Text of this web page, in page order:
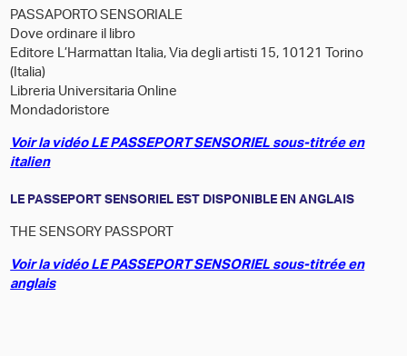
PASSAPORTO SENSORIALE
Dove ordinare il libro
Editore L’Harmattan Italia, Via degli artisti 15, 10121 Torino
(Italia)
Libreria Universitaria Online
Mondadoristore
Voir la vidéo LE PASSEPORT SENSORIEL sous-titrée en
italien
LE PASSEPORT SENSORIEL EST DISPONIBLE EN ANGLAIS
THE SENSORY PASSPORT
Voir la vidéo LE PASSEPORT SENSORIEL sous-titrée en
anglais